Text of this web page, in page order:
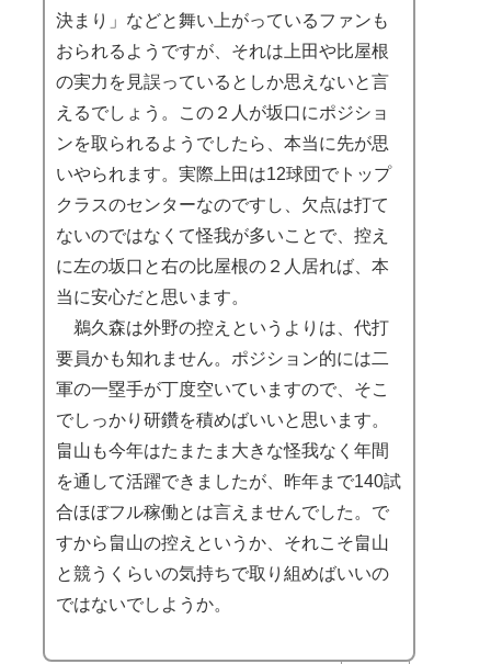
決まり」などと舞い上がっているファンも
おられるようですが、それは上田や比屋根
の実力を見誤っているとしか思えないと言
えるでしょう。この２人が坂口にポジショ
ンを取られるようでしたら、本当に先が思
いやられます。実際上田は12球団でトップ
クラスのセンターなのですし、欠点は打て
ないのではなくて怪我が多いことで、控え
に左の坂口と右の比屋根の２人居れば、本
当に安心だと思います。
鵜久森は外野の控えというよりは、代打
要員かも知れません。ポジション的には二
軍の一塁手が丁度空いていますので、そこ
でしっかり研鑽を積めばいいと思います。
畠山も今年はたまたま大きな怪我なく年間
を通して活躍できましたが、昨年まで140試
合ほぼフル稼働とは言えませんでした。で
すから畠山の控えというか、それこそ畠山
と競うくらいの気持ちで取り組めばいいの
ではないでしようか。